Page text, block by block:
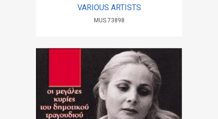
VARIOUS ARTISTS
MUS.73898